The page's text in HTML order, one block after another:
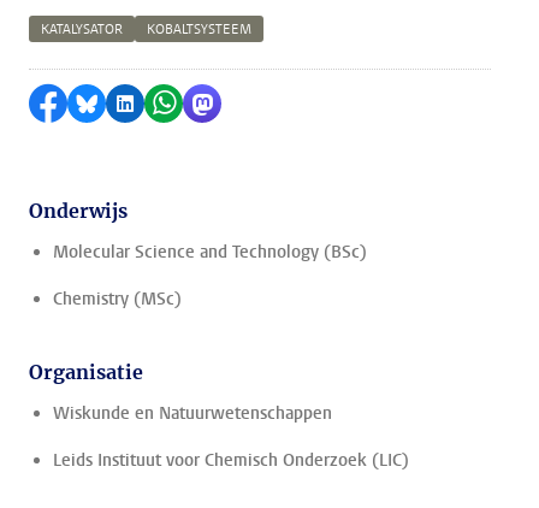
KATALYSATOR KOBALTSYSTEEM
Delen op Facebook
Delen via Bluesky
Delen op LinkedIn
Delen via WhatsApp
Delen via Mastodon
Onderwijs
Molecular Science and Technology (BSc)
Chemistry (MSc)
Organisatie
Wiskunde en Natuurwetenschappen
Leids Instituut voor Chemisch Onderzoek (LIC)